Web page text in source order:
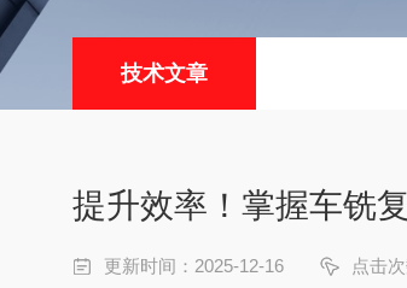
技术文章
提升效率！掌握车铣
更新时间：2025-12-16 点击